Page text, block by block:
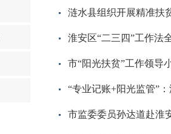
涟水县组织开展精准扶
淮安区“二三四”工作法
市“阳光扶贫”工作领导
“专业记账+阳光监管”
市监委委员孙达道赴淮